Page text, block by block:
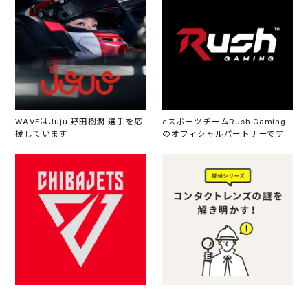
WAVEはJuju-野田樹潤-選手を応
援しています
eスポーツチームRush Gaming
のオフィシャルパートナーです